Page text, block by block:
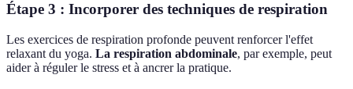
Étape 3 : Incorporer des techniques de respiration
Les exercices de respiration profonde peuvent renforcer l'effet
relaxant du yoga. La respiration abdominale, par exemple, peut
aider à réguler le stress et à ancrer la pratique.